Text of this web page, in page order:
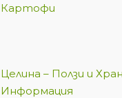
Картофи
Целина – Ползи и
Информация